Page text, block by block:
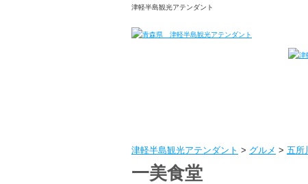
津軽半島観光アテンダント
津軽半島観光アテンダント > グルメ > 五所
一美食堂